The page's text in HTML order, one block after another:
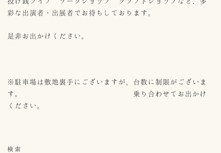
彩な出演者・出展者でお待ちしております。
是非お出かけください。
※駐車場は敷地裏手にございますが、台数に制限がございま
す。 乗り合わせてお出かけ
ください。
検索